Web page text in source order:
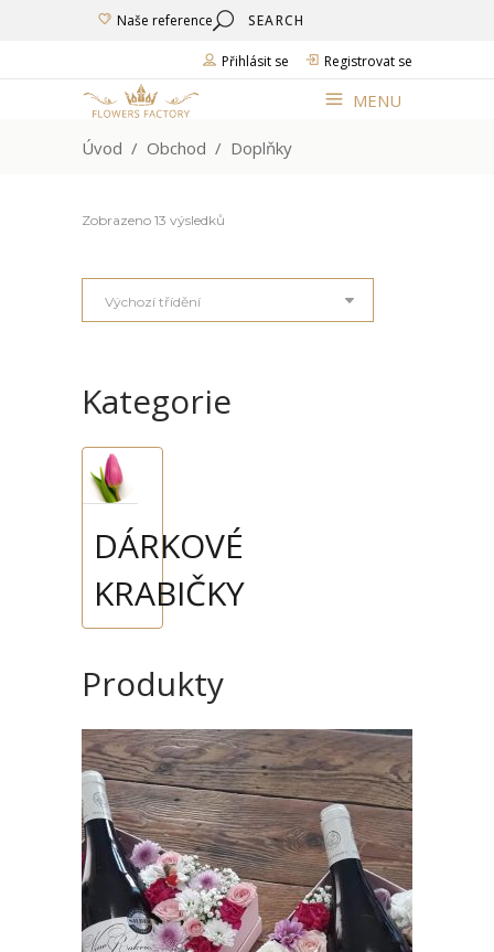
Naše reference Search
Přihlásit se
Registrovat se
MENU
Úvod / Obchod / Doplňky
Zobrazeno 13 výsledků
Výchozí třídění
Kategorie
DÁRKOVÉ
KRABIČKY
Produkty